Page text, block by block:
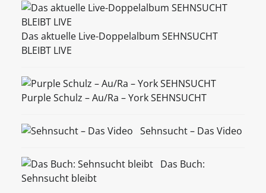
Das aktuelle Live-Doppelalbum SEHNSUCHT
BLEIBT LIVE
Purple Schulz – Au/Ra – York SEHNSUCHT
Sehnsucht – Das Video
Das Buch:
Sehnsucht bleibt